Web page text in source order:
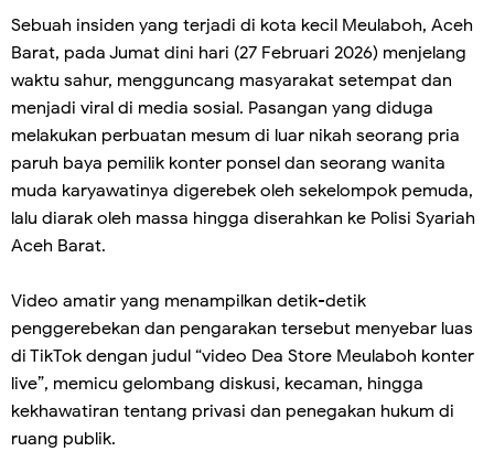
Sebuah insiden yang terjadi di kota kecil Meulaboh, Aceh
Barat, pada Jumat dini hari (27 Februari 2026) menjelang
waktu sahur, mengguncang masyarakat setempat dan
menjadi viral di media sosial. Pasangan yang diduga
melakukan perbuatan mesum di luar nikah seorang pria
paruh baya pemilik konter ponsel dan seorang wanita
muda karyawatinya digerebek oleh sekelompok pemuda,
lalu diarak oleh massa hingga diserahkan ke Polisi Syariah
Aceh Barat.
Video amatir yang menampilkan detik-detik
penggerebekan dan pengarakan tersebut menyebar luas
di TikTok dengan judul “video Dea Store Meulaboh konter
live”, memicu gelombang diskusi, kecaman, hingga
kekhawatiran tentang privasi dan penegakan hukum di
ruang publik.